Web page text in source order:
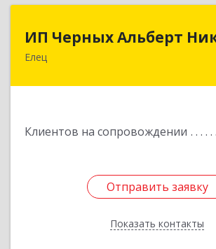
ИП Черных Альберт
Елец
Клиентов на сопровождении
Отправить заявку
Показать контакты
ИП Черных Альберт
399771, Липецкая обл, Елец г,
Отправить заявку
Назад